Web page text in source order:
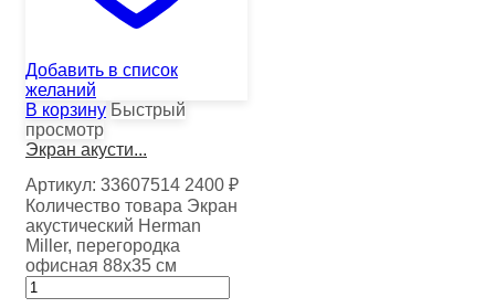
Добавить в список
желаний
В корзину Быстрый
просмотр
Экран акусти...
Артикул: 33607514 2400 ₽
Количество товара Экран
акустический Herman
Miller, перегородка
офисная 88х35 см